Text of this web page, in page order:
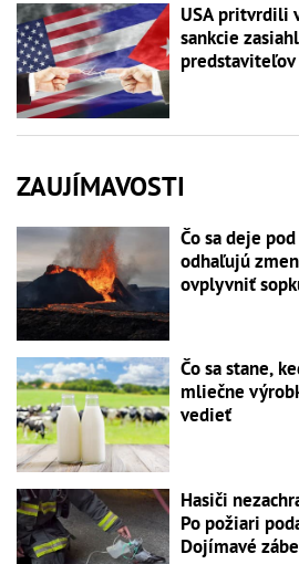
USA pritvrdili
sankcie
ZAUJÍMAVOSTI
Čo sa deje
odhaľujú
ovplyvniť
Čo sa stane,
mliečne
vedieť
Hasiči
Po požiari
Dojímavé